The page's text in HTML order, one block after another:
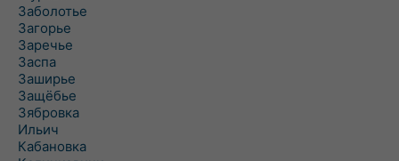
Заболотье
Загорье
Заречье
Заспа
Заширье
Защёбье
Зябровка
Ильич
Кабановка